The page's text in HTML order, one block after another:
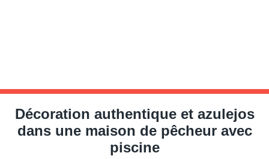
Décoration authentique et azulejos
dans une maison de pêcheur avec
piscine